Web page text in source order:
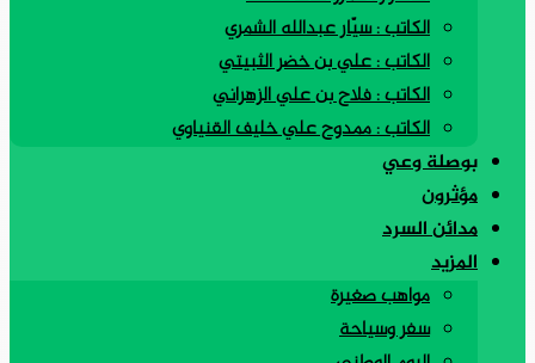
الكاتب : سيّار عبدالله الشمري
الكاتب : علي بن خضر الثبيتي
الكاتب : فلاح بن علي الزهراني
الكاتب : ممدوح علي خليف القنياوي
بوصلة وعي
مؤثرون
مدائن السرد
المزيد
مواهب صغيرة
سفر وسياحة